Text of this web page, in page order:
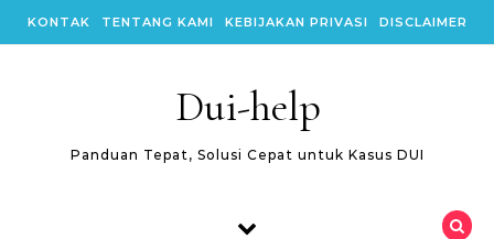
KONTAK TENTANG KAMI KEBIJAKAN PRIVASI DISCLAIMER
Dui-help
Panduan Tepat, Solusi Cepat untuk Kasus DUI